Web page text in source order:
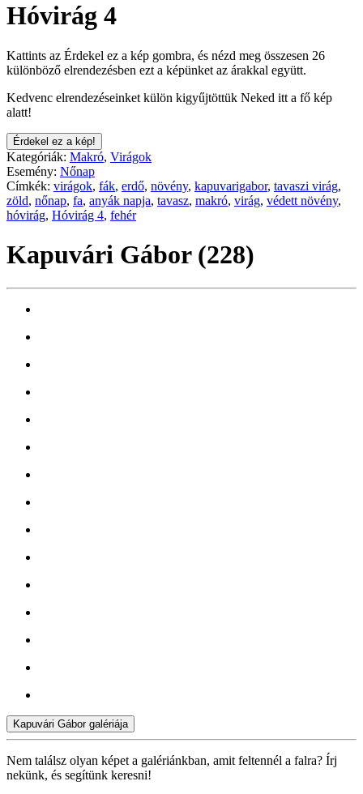
Hóvirág 4
Kattints az Érdekel ez a kép gombra, és nézd meg összesen 26
különböző elrendezésben ezt a képünket az árakkal együtt.
Kedvenc elrendezéseinket külön kigyűjtöttük Neked itt a fő kép
alatt!
Érdekel ez a kép!
Kategóriák: Makró, Virágok
Esemény: Nőnap
Címkék: virágok, fák, erdő, növény, kapuvarigabor, tavaszi virág,
zöld, nőnap, fa, anyák napja, tavasz, makró, virág, védett növény,
hóvirág, Hóvirág 4, fehér
Kapuvári Gábor (228)
Kapuvári Gábor galériája
Nem találsz olyan képet a galériánkban, amit feltennél a falra? Írj
nekünk, és segítünk keresni!